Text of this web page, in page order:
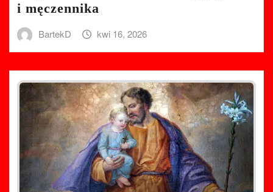
i męczennika
BartekD kwi 16, 2026